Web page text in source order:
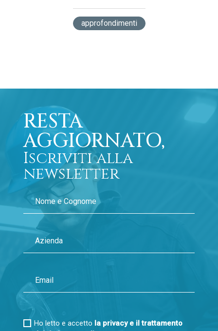
approfondimenti
RESTA
AGGIORNATO,
Iscriviti alla
newsletter
Ho letto e accetto la privacy e il trattamento